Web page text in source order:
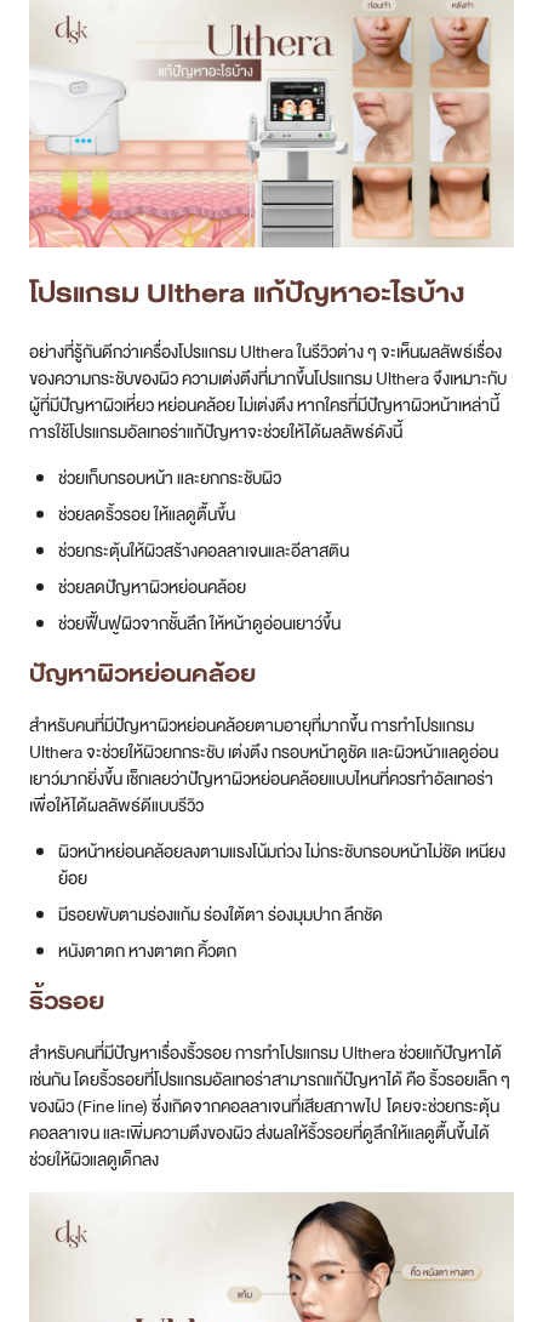
โปรแกรม Ulthera แก้ปัญหาอะไรบ้าง
อย่างที่รู้กันดีกว่าเครื่องโปรแกรม Ulthera ในรีวิวต่าง ๆ จะเห็นผลลัพธ์เรื่อง
ของความกระชับของผิว ความเต่งตึงที่มากขึ้นโปรแกรม Ulthera จึงเหมาะกับ
ผู้ที่มีปัญหาผิวเหี่ยว หย่อนคล้อย ไม่เต่งตึง หากใครที่มีปัญหาผิวหน้าเหล่านี้
การใช้โปรแกรมอัลเทอร่าแก้ปัญหาจะช่วยให้ได้ผลลัพธ์ดังนี้
ช่วยเก็บกรอบหน้า และยกกระชับผิว
ช่วยลดริ้วรอย ให้แลดูตื้นขึ้น
ช่วยกระตุ้นให้ผิวสร้างคอลลาเจนและอีลาสติน
ช่วยลดปัญหาผิวหย่อนคล้อย
ช่วยฟื้นฟูผิวจากชั้นลึก ให้หน้าดูอ่อนเยาว์ขึ้น
ปัญหาผิวหย่อนคล้อย
สำหรับคนที่มีปัญหาผิวหย่อนคล้อยตามอายุที่มากขึ้น การทำโปรแกรม
Ulthera จะช่วยให้ผิวยกกระชับ เต่งตึง กรอบหน้าดูชัด และผิวหน้าแลดูอ่อน
เยาว์มากยิ่งขึ้น เช็กเลยว่าปัญหาผิวหย่อนคล้อยแบบไหนที่ควรทำอัลเทอร่า
เพื่อให้ได้ผลลัพธ์ดีแบบรีวิว
ผิวหน้าหย่อนคล้อยลงตามแรงโน้มถ่วง ไม่กระชับกรอบหน้าไม่ชัด เหนียง
ย้อย
มีรอยพับตามร่องแก้ม ร่องใต้ตา ร่องมุมปาก ลึกชัด
หนังตาตก หางตาตก คิ้วตก
ริ้วรอย
สำหรับคนที่มีปัญหาเรื่องริ้วรอย การทำโปรแกรม Ulthera ช่วยแก้ปัญหาได้
เช่นกัน โดยริ้วรอยที่โปรแกรมอัลเทอร่าสามารถแก้ปัญหาได้ คือ ริ้วรอยเล็ก ๆ
ของผิว (Fine line) ซึ่งเกิดจากคอลลาเจนที่เสียสภาพไป โดยจะช่วยกระตุ้น
คอลลาเจน และเพิ่มความตึงของผิว ส่งผลให้ริ้วรอยที่ดูลึกให้แลดูตื้นขึ้นได้
ช่วยให้ผิวแลดูเด็กลง